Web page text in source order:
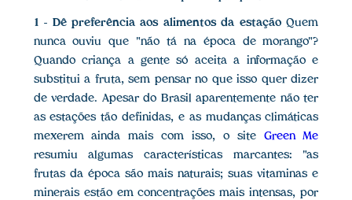
1 - Dê preferência aos alimentos da estaçãoQuem
nunca ouviu que "não tá na época de morango"?
Quando criança a gente só aceita a informação e
substitui a fruta, sem pensar no que isso quer dizer
de verdade. Apesar do Brasil aparentemente não ter
as estações tão definidas, e as mudanças climáticas
mexerem ainda mais com isso, o site Green Me
resumiu algumas características marcantes: "as
frutas da época são mais naturais; suas vitaminas e
minerais estão em concentrações mais intensas, por